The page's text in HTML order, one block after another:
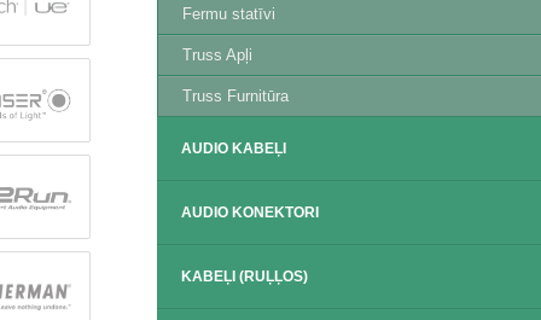
Fermu statīvi
Truss Apļi
Truss Furnitūra
AUDIO KABEĻI
AUDIO KONEKTORI
KABEĻI (RUĻĻOS)